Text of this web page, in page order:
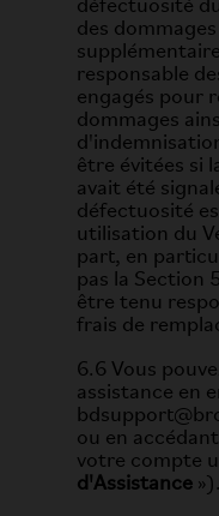
défectuosité
des dommages
responsable
engagés pour
dommages
être évitées si
avait été
défectuosité
utilisation du
part, en
pas la Section
être tenu
frais de
6.6 Vous
assistance en
ou en
votre compte
d'Assistance »).